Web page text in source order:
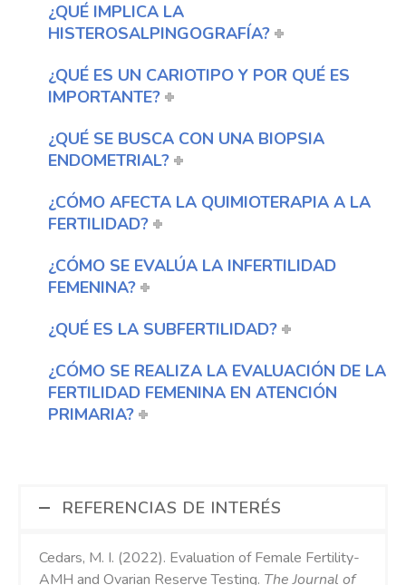
¿QUÉ IMPLICA LA
HISTEROSALPINGOGRAFÍA?
¿QUÉ ES UN CARIOTIPO Y POR QUÉ ES
IMPORTANTE?
¿QUÉ SE BUSCA CON UNA BIOPSIA
ENDOMETRIAL?
¿CÓMO AFECTA LA QUIMIOTERAPIA A LA
FERTILIDAD?
¿CÓMO SE EVALÚA LA INFERTILIDAD
FEMENINA?
¿QUÉ ES LA SUBFERTILIDAD?
¿CÓMO SE REALIZA LA EVALUACIÓN DE LA
FERTILIDAD FEMENINA EN ATENCIÓN
PRIMARIA?
REFERENCIAS DE INTERÉS
Cedars, M. I. (2022). Evaluation of Female Fertility-
AMH and Ovarian Reserve Testing. The Journal of